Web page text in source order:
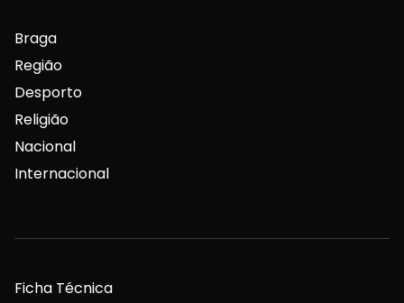
Braga
Região
Desporto
Religião
Nacional
Internacional
Ficha Técnica